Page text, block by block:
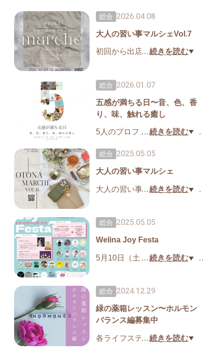
総合 2026.04.08
大人の習い事マルシェVol.7
初回から出店させていただき
ターCoCoDeにて。直感ブレ
ンドハーブティー、ハーブ美
容オイル、ホットハーブティ
ーをお楽しみいただけます。
す♪
…続きを読む
総合 2026.01.07
五感が満ちる日〜音、色、香
り、味、触れる癒し
5人のプロフェッショナルが贈
メロディ・カラー・ハーブ・
ヘアアレンジ。それぞれが導
く、あなただけの体験。セッ
と。五感すべてが満たされる
一日をお過ごしください
259720153220
…続きを読む
総合 2025.05.05
大人の習い事マルシェ
大人の習い事マルシェ、5月11
開催。当店は直感リーディン
グブレンドハーブティーと、
ハーブ蒸留見学＆化粧水作り
ku2.jp/events-detail/22620041
059530
旭川近郊の素敵なお教室の先
生が集合します。お楽しみ
… 続きを読む
総合 2025.05.05
Welina Joy Festa
5月10日（土）10時〜16時Wel
ンターCoCoDeにて出店。当
店は直感リーディングブレン
ドハーブティーで出店。美味
しいもの、ヒーリング、リラ
クセーション、占いなど多数
…続きを読む
総合 2024.12.29
緑の薬箱レッスン〜ホルモン
バランス編募集中
各ライフステージで起こりう
…続きを読む